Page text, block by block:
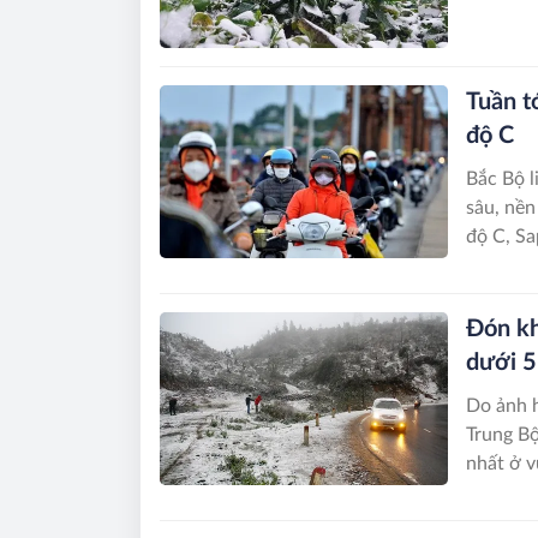
Tuần
độ C
Bắc Bộ
sâu,
độ C,
Đón
dưới 5
Do ảnh
Trung
nhất ở